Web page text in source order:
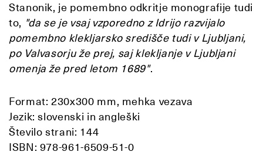
Stanonik, je pomembno odkritje monografije tudi
to, "da se je vsaj vzporedno z Idrijo razvijalo
pomembno klekljarsko središče tudi v Ljubljani,
po Valvasorju že prej, saj klekljanje v Ljubljani
omenja že pred letom 1689".
Format: 230x300 mm, mehka vezava
Jezik: slovenski in angleški
Število strani: 144
ISBN: 978-961-6509-51-0